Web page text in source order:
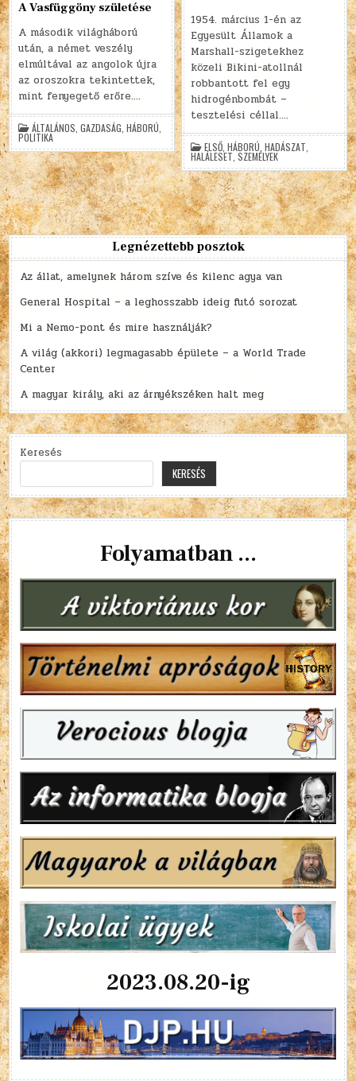
A Vasfüggöny születése
A második világháború
után, a német veszély
elmúltával az angolok újra
az oroszokra tekintettek,
mint fenyegető erőre….
ÁLTALÁNOS ,GAZDASÁG ,HÁBORÚ
POLITIKA
1954. március 1-én az
Egyesült Államok a
Marshall-szigetekhez
közeli Bikini-atollnál
robbantott fel egy
hidrogénbombát –
tesztelési céllal….
ELSŐ ,HÁBORÚ ,HADÁSZAT
HALÁLESET ,SZEMÉLYEK
Legnézettebb posztok
Az állat, amelynek három szíve és kilenc agya van
General Hospital – a leghosszabb ideig futó sorozat
Mi a Nemo-pont és mire használják?
A világ (akkori) legmagasabb épülete – a World Trade
Center
A magyar király, aki az árnyékszéken halt meg
Keresés
KERESÉS
Folyamatban ...
2023.08.20-ig